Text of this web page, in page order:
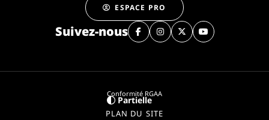
ESPACE PRO
Suivez-nous
Conformité RGAA
Partielle
PLAN DU SITE